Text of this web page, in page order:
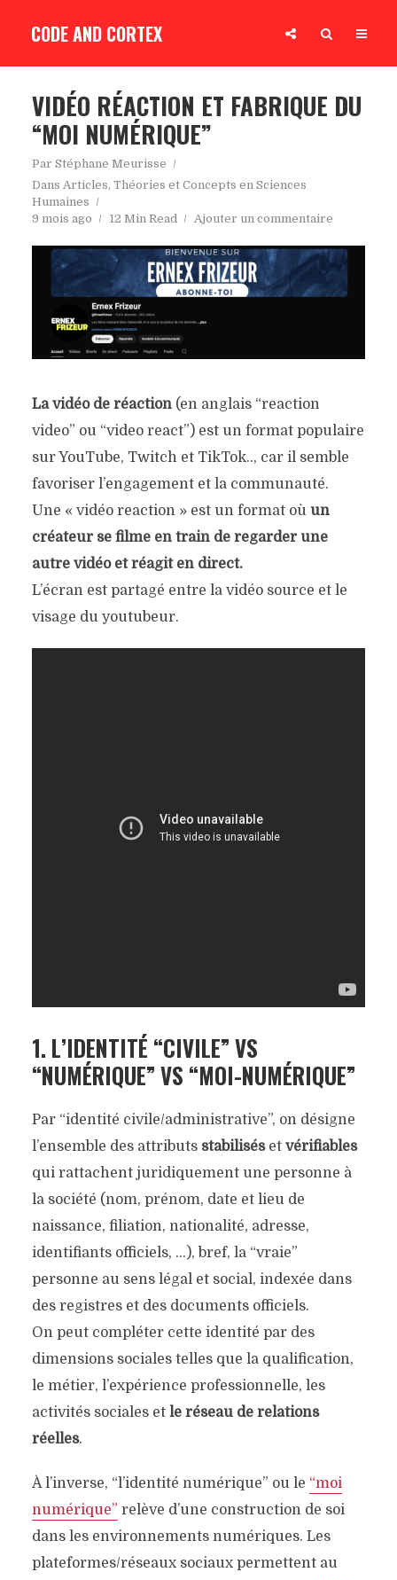
CODE AND CORTEX
VIDÉO RÉACTION ET FABRIQUE DU
“MOI NUMÉRIQUE”
Par Stéphane Meurisse
Dans Articles, Théories et Concepts en Sciences
Humaines
9 mois ago
12 Min Read Ajouter un commentaire
La vidéo de réaction(en anglais “reaction
video” ou “video react”) est un format populaire
sur YouTube, Twitch et TikTok.., car il semble
favoriser l’engagement et la communauté.
Une « vidéo reaction » est un format où un
créateur se filme en train de regarder une
autre vidéo et réagit en direct.
L’écran est partagé entre la vidéo source et le
visage du youtubeur.
1. L’IDENTITÉ “CIVILE” VS
“NUMÉRIQUE” VS “MOI-NUMÉRIQUE”
Par “identité civile/administrative”, on désigne
l’ensemble des attributs stabiliséset vérifiables
qui rattachent juridiquement une personne à
la société (nom, prénom, date et lieu de
naissance, filiation, nationalité, adresse,
identifiants officiels, …), bref, la “vraie”
personne au sens légal et social, indexée dans
des registres et des documents officiels.
On peut compléter cette identité par des
dimensions sociales telles que la qualification,
le métier, l’expérience professionnelle, les
activités sociales et le réseau de relations
réelles.
À l’inverse, “l’identité numérique” ou le “moi
numérique” relève d’une construction de soi
dans les environnements numériques. Les
plateformes/réseaux sociaux permettent au